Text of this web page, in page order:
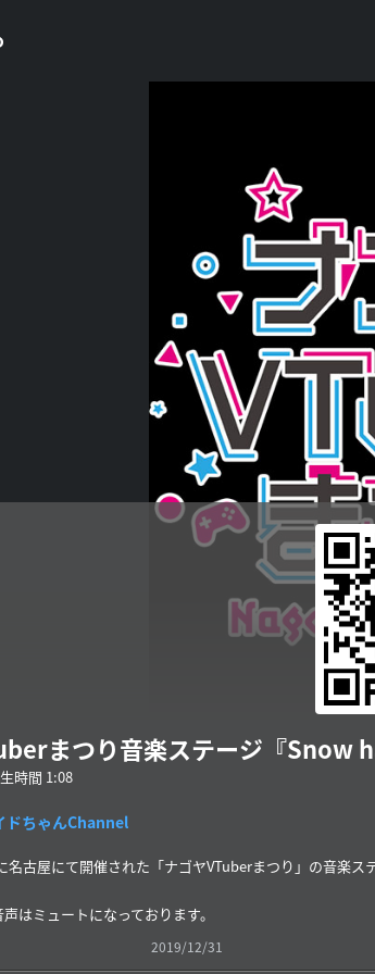
まつり音楽ステージ『Snow
時間 1:08
ドちゃんChannel
名古屋にて開催された「ナゴヤVTuberまつり」の音楽
はミュートになっております。
2019/12/31